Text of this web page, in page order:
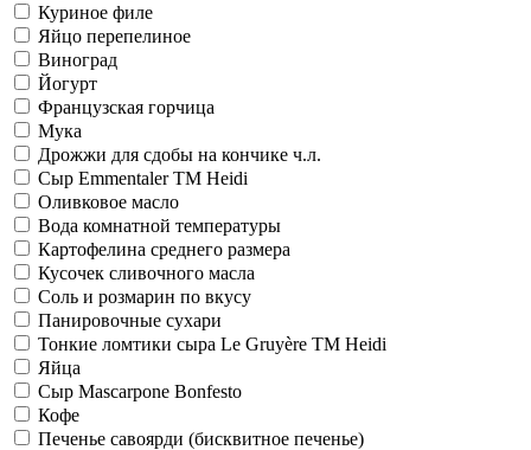
Куриное филе
Яйцо перепелиное
Виноград
Йогурт
Французская горчица
Мука
Дрожжи для сдобы на кончике ч.л.
Сыр Emmentaler ТМ Heidi
Оливковое масло
Вода комнатной температуры
Картофелина среднего размера
Кусочек сливочного масла
Соль и розмарин по вкусу
Панировочные сухари
Тонкие ломтики сыра Le Gruyère ТМ Heidi
Яйца
Сыр Mascarpone Bonfesto
Кофе
Печенье савоярди (бисквитное печенье)